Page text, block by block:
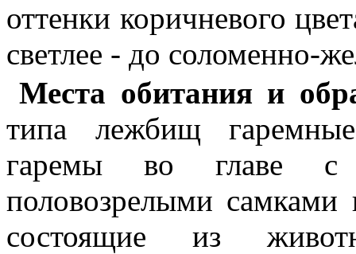
оттенки коричневого
светлее - до соломенно-
Места обитания и
типа лежбищ
гаремы во главе с
половозрелыми
состоящие из